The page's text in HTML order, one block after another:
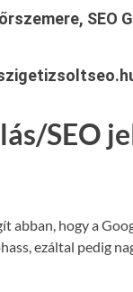
SEO
SEO
abban, hogy a
ezáltal pedig